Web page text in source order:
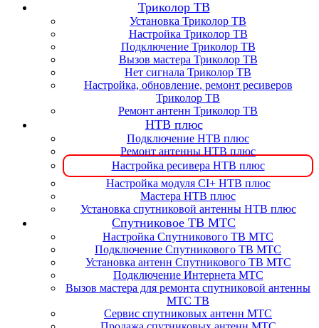
Триколор ТВ
Установка Триколор ТВ
Настройка Триколор ТВ
Подключение Триколор ТВ
Вызов мастера Триколор ТВ
Нет сигнала Триколор ТВ
Настройка, обновление, ремонт ресиверов
Триколор ТВ
Ремонт антенн Триколор ТВ
НТВ плюс
Подключение НТВ плюс
Ремонт антенны НТВ плюс
Настройка ресивера НТВ плюс
Настройка модуля CI+ НТВ плюс
Мастера НТВ плюс
Установка спутниковой антенны НТВ плюс
Спутниковое ТВ МТС
Настройка Спутникового ТВ МТС
Подключение Спутникового ТВ МТС
Установка антенн Спутникового ТВ МТС
Подключение Интернета МТС
Вызов мастера для ремонта спутниковой антенны
МТС ТВ
Сервис спутниковых антенн МТС